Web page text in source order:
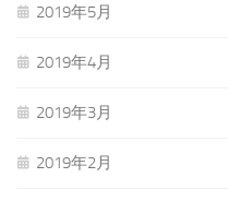
2019年5月
2019年4月
2019年3月
2019年2月